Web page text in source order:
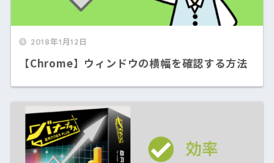
2018年1月12日
【Chrome】ウィンドウの横幅を確認する方法